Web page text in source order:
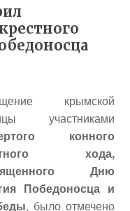
крымской
участниками
конного
хода,
Дню
Победоносца и
, было отмечено